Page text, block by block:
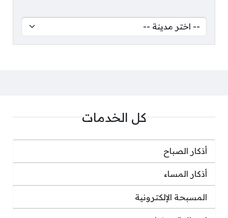
كل الخدمات
أذكار الصباح
أذكار المساء
المسبحة الإلكترونية